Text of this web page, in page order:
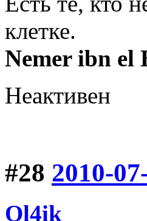
клетке.
Nemer ibn el
Неактивен
#28 2010-
Ol4ik